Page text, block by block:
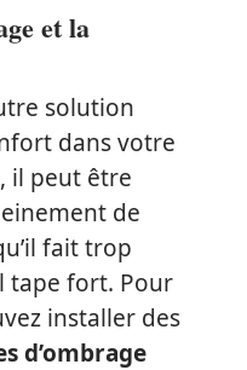
et la
solution
dans votre
il peut être
de
fait trop
tape fort. Pour
installer des
d’ombrage